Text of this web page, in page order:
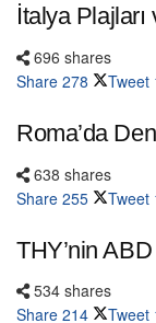
İtalya Plajları
696 shares
Share 278 Tweet
Roma’da
638 shares
Share 255 Tweet
THY’nin
534 shares
Share 214 Tweet